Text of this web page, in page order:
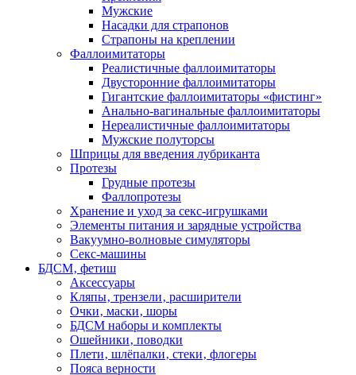
Мужские
Насадки для страпонов
Страпоны на креплении
Фаллоимитаторы
Реалистичные фаллоимитаторы
Двусторонние фаллоимитаторы
Гигантские фаллоимитаторы «фистинг»
Анально-вагинальные фаллоимитаторы
Нереалистичные фаллоимитаторы
Мужские полуторсы
Шприцы для введения лубриканта
Протезы
Грудные протезы
Фаллопротезы
Хранение и уход за секс-игрушками
Элементы питания и зарядные устройства
Вакуумно-волновые симуляторы
Секс-машины
БДСМ‚ фетиш
Аксессуары
Кляпы‚ трензели‚ расширители
Очки‚ маски‚ шоры
БДСМ наборы и комплекты
Ошейники‚ поводки
Плети‚ шлёпалки‚ стеки‚ флогеры
Пояса верности